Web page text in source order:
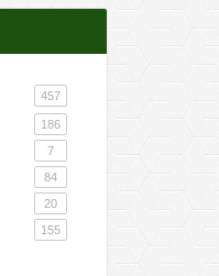
457
186
7
84
20
155